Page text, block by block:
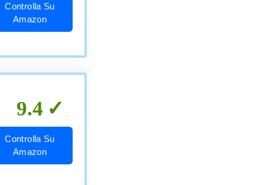
Controlla Su
Amazon
9.4
Controlla Su
Amazon